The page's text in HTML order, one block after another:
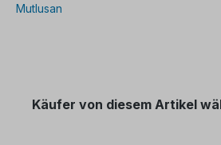
Mutlusan
Käufer von diesem Artikel